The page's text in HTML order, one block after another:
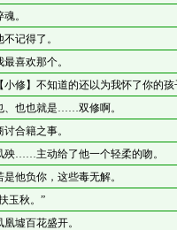
魂。
不记得了。
最喜欢那个。
【小修】不知道的还以为我怀了你的
、也也就是……双修啊。
讨合籍之事。
殃……主动给了他一个轻柔的吻。
是他负你，这些毒无解。
玉秋。”
凰墟百花盛开。